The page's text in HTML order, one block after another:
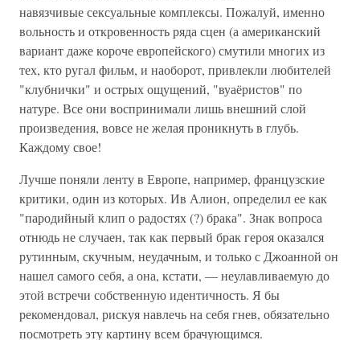
навязчивые сексуальные комплексы. Пожалуй, именно
вольность и откровенность ряда сцен (а американский
вариант даже короче европейского) смутили многих из
тех, кто ругал фильм, и наоборот, привлекли любителей
"клубнички" и острых ощущений, "вуаёристов" по
натуре. Все они воспринимали лишь внешний слой
произведения, вовсе не желая проникнуть в глубь.
Каждому свое!
Лучше поняли ленту в Европе, например, французские
критики, один из которых. Ив Алион, определил ее как
"пародийный клип о радостях (?) брака". Знак вопроса
отнюдь не случаен, так как первый брак героя оказался
рутинным, скучным, неудачным, и только с Джоанной он
нашел самого себя, а она, кстати, — неулавливаемую до
этой встречи собственную идентичность. Я бы
рекомендовал, рискуя навлечь на себя гнев, обязательно
посмотреть эту картину всем брачующимся.